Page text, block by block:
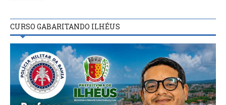
CURSO GABARITANDO ILHÉUS